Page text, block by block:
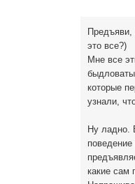
Предъяви,
это все?)
Мне все
которые
узнали,
Ну ладно.
какие сам